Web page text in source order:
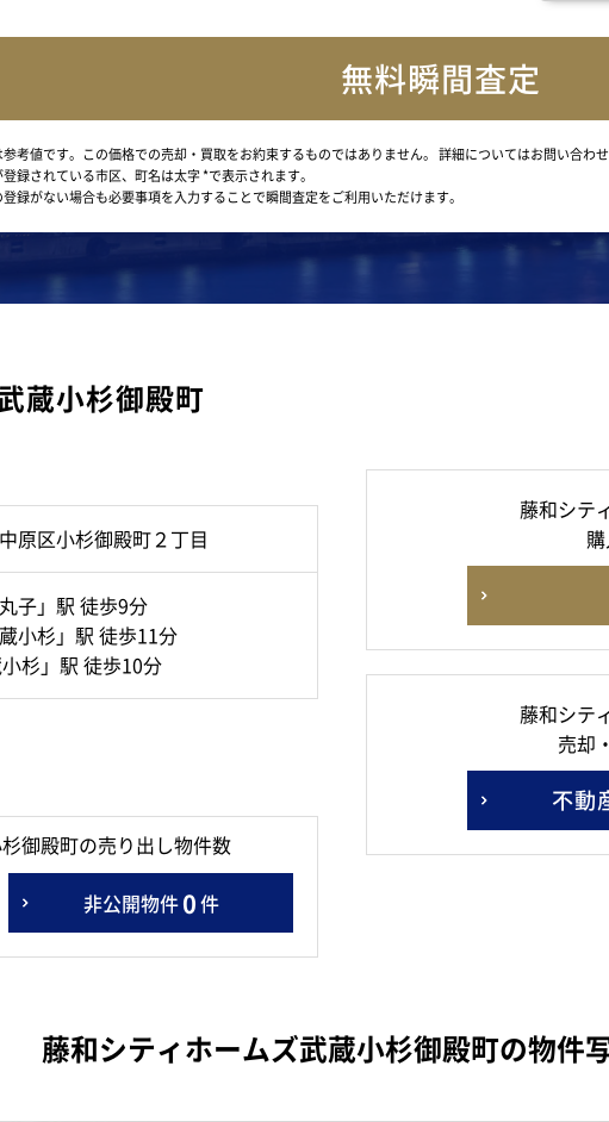
無料瞬間査定
考値です。この価格での売却・買取をお約束するものではありません。 詳細についてはお問い合わ
録されている市区、町名は太字 *で表示されます。
録がない場合も必要事項を入力することで瞬間査定をご利用いただけます。
蔵小杉御殿町
原区小杉御殿町２丁目
子」駅 徒歩9分
小杉」駅 徒歩11分
杉」駅 徒歩10分
御殿町の売り出し物件数
非公開物件0件
藤和シテ
藤和シテ
売却
不動
藤和シティホームズ武蔵小杉御殿町の物件